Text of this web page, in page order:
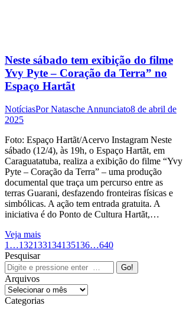
Neste sábado tem exibição do filme
Yvy Pyte – Coração da Terra” no
Espaço Hartãt
NotíciasPorNatasche Annunciato8 de abril de
2025
Foto: Espaço Hartãt/Acervo Instagram Neste
sábado (12/4), às 19h, o Espaço Hartãt, em
Caraguatatuba, realiza a exibição do filme “Yvy
Pyte – Coração da Terra” – uma produção
documental que traça um percurso entre as
terras Guarani, desfazendo fronteiras físicas e
simbólicas. A ação tem entrada gratuita. A
iniciativa é do Ponto de Cultura Hartãt,…
Veja mais
1 …132133134135136…640
Pesquisar
Search:
Arquivos
Arquivos
Categorias